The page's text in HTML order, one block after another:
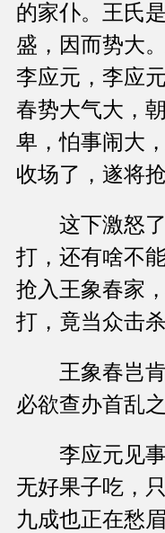
的家仆。王氏
盛，因而势大
李应元，李应
春势大气大，
卑，怕事闹大
收场了，遂将
这下激怒了
打，还有啥不
抢入王象春家
打，竟当众击杀
王象春岂肯
必欲查办首乱之
李应元见事
无好果子吃，
九成也正在愁